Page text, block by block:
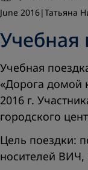
June 2016 Татьяна
Учебная
Учебная
«Дорога домой
2016 г.
городского
Цель поездки:
носителей ВИЧ,